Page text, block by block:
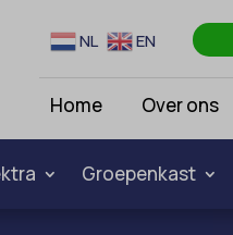
NL EN
Home Over ons
Groepenkast